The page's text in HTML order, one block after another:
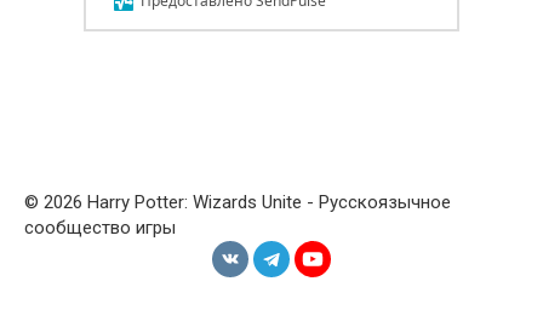
© 2026 Harry Potter: Wizards Unite - Русскоязычное
сообщество игры